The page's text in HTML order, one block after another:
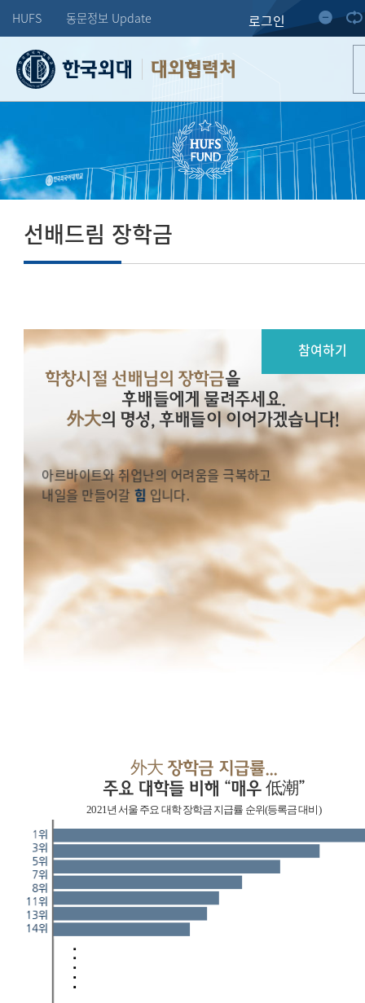
HUFS 동문정보 Update 로그인
대외협력처
선배드림 장학금
참여하기
학창시절 선배님의 장학금을
후배들에게 물려주세요.
外大의 명성, 후배들이 이어가겠습니다!
학창시절 선배님의 그 당시 어려움을 극복하고 오늘을 있게
장학금은
2023년 후배들에게
아르바이트와 취업난의 어려움을 극복하고
내일을 만들어갈힘입니다.
外大 장학금 지급률...
주요 대학들 비해 “매우 低潮”
2021년 서울 주요 대학 장학금 지급률 순위(등록금 대비)